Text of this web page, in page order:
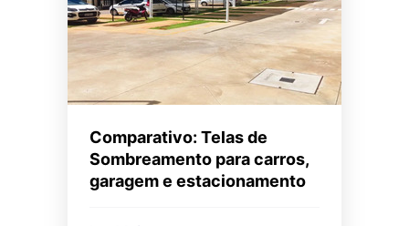
Comparativo: Telas de
Sombreamento para carros,
garagem e estacionamento